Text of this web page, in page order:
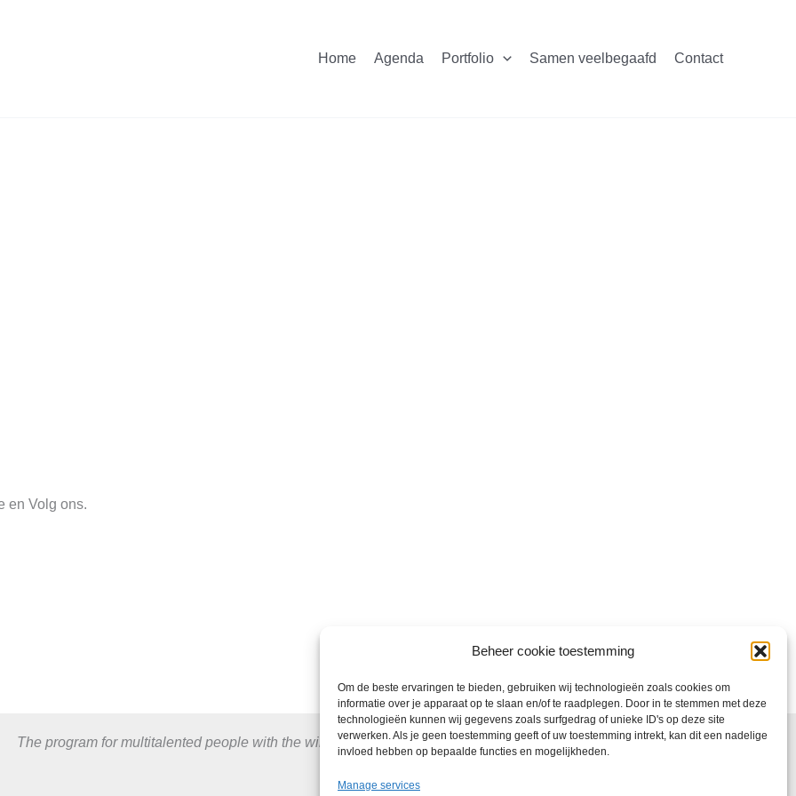
Beheer cookie toestemming
Om de beste ervaringen te bieden, gebruiken wij technologieën zoals cookies om
informatie over je apparaat op te slaan en/of te raadplegen. Door in te stemmen met deze
technologieën kunnen wij gegevens zoals surfgedrag of unieke ID's op deze site
verwerken. Als je geen toestemming geeft of uw toestemming intrekt, kan dit een nadelige
invloed hebben op bepaalde functies en mogelijkheden.
Manage services
Home Agenda Portfolio Samen veelbegaafd Contact
en Volg ons.
The program for multitalented people with the will to excel.